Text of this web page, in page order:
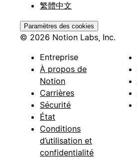
繁體中文
Paramètres des cookies
© 2026 Notion Labs, Inc.
Entreprise
À propos de
Notion
Carrières
Sécurité
État
Conditions
d’utilisation et
confidentialité